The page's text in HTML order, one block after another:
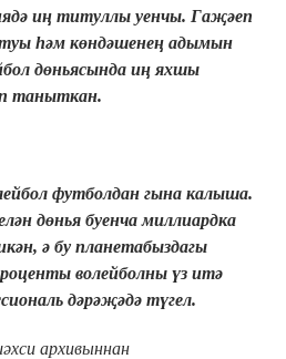
иң титуллы уенчы. Гаҗәеп
һәм көндәшенең адымын
дөньясында иң яхшы
таныткан.
футболдан гына калыша.
дөнья буенча миллиардка
ә бу планетабыздагы
волейболны үз итә
дәрәҗәдә түгел.
архивыннан